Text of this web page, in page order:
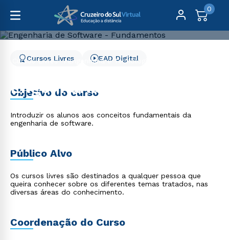
0
Cursos Livres
Engenharia e Tecnologia
Engenharia de Software -
Fundamentos
Cursos Livres EAD Digital
Objetivo do curso
Introduzir os alunos aos conceitos fundamentais da
engenharia de software.
Público Alvo
Os cursos livres são destinados a qualquer pessoa que
queira conhecer sobre os diferentes temas tratados, nas
diversas áreas do conhecimento.
Coordenação do Curso